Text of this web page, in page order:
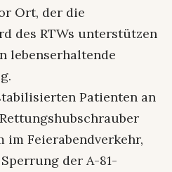
Ort, der die
des RTWs unterstützen
lebenserhaltende
Patienten an
im Feierabendverkehr,
der A-81-